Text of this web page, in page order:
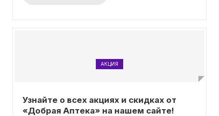
АКЦИЯ
Узнайте о всех акциях и скидках от
«Добрая Аптека» на нашем сайте!